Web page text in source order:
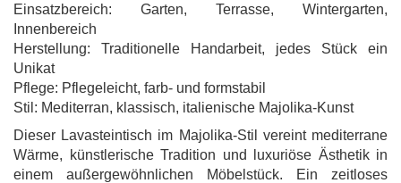
Einsatzbereich: Garten, Terrasse, Wintergarten,
Innenbereich
Herstellung: Traditionelle Handarbeit, jedes Stück ein
Unikat
Pflege: Pflegeleicht, farb- und formstabil
Stil: Mediterran, klassisch, italienische Majolika-Kunst
Dieser Lavasteintisch im Majolika-Stil vereint mediterrane
Wärme, künstlerische Tradition und luxuriöse Ästhetik in
einem außergewöhnlichen Möbelstück. Ein zeitloses